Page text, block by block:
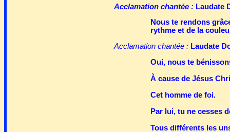
Acclamation chantée : Laudate
Nous te rendons
rythme et de la
Acclamation chantée : Laudate
Oui, nous te
À cause de Jésus
Cet homme de foi.
Par lui, tu ne cesses
Tous différents les